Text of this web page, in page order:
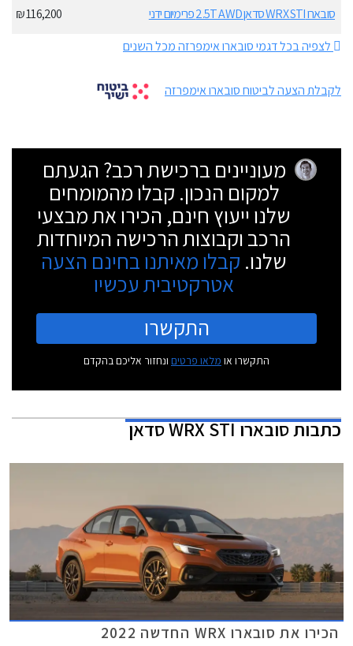
סובארו WRX STI סדאן 2.5T AWD פרימיום ידני
116,200 ₪
לצפיה בכל דגמי סובארו אימפרזה מכל השנים
לקבלת הצעה לביטוח סובארו אימפרזה
מעוניינים ברכישת רכב? הגעתם
למקום הנכון. קבלו מהמומחים
שלנו ייעוץ חינם, הכירו את מבצעי
הרכב וקבוצות הרכישה המיוחדות
שלנו. קבלו מאיתנו בחינם הצעה
אטרקטיבית עכשיו
התקשרו
התקשרו או מלאו פרטים ונחזור אליכם בהקדם
כתבותסובארו WRX STI סדאן
הכירו את סובארו WRX החדשה 2022